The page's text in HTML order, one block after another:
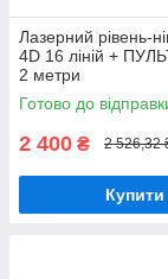
Лазерний рівень-
4D 16 ліній +
2 метри
Готово до
2 400 ₴ 2 526,32
Купити